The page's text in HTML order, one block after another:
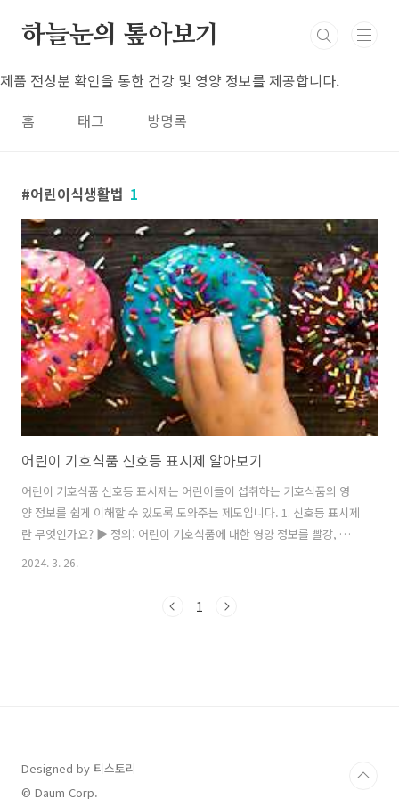
하늘눈의 톺아보기
제품 전성분 확인을 통한 건강 및 영양 정보를 제공합니다.
홈
태그 방명록
어린이식생활법 1
어린이 기호식품 신호등 표시제 알아보기
어린이 기호식품 신호등 표시제는 어린이들이 섭취하는 기호식품의 영
양 정보를 쉽게 이해할 수 있도록 도와주는 제도입니다. 1. 신호등 표시제
란 무엇인가요? ▶ 정의: 어린이 기호식품에 대한 영양 정보를 빨강, 노
랑, 초록색의 신호등 색상으로 표시하여, 어린이들이 식품 선택 시 영양
목적: 어린이 비만과 같은 건강 문제를 예방하고, 어린이들이 건강한 식
2024. 3. 26.
1
Designed by 티스토리
© Daum Corp.